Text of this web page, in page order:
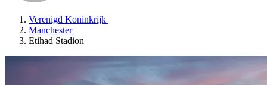
Verenigd Koninkrijk
Manchester
Etihad Stadion